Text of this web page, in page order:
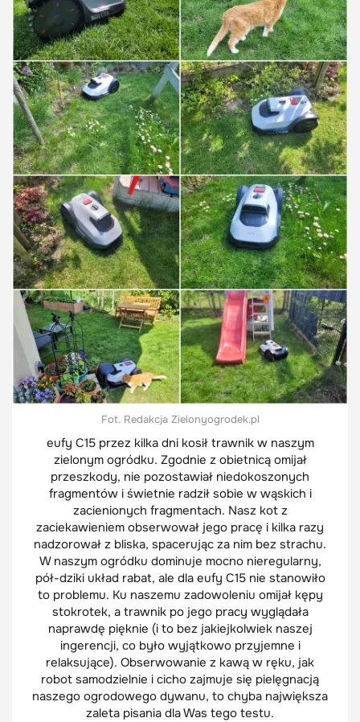
Fot. Redakcja Zielonyogrodek.pl
eufy C15 przez kilka dni kosił trawnik w naszym
zielonym ogródku. Zgodnie z obietnicą omijał
przeszkody, nie pozostawiał niedokoszonych
fragmentów i świetnie radził sobie w wąskich i
zacienionych fragmentach. Nasz kot z
zaciekawieniem obserwował jego pracę i kilka razy
nadzorował z bliska, spacerując za nim bez strachu.
W naszym ogródku dominuje mocno nieregularny,
pół-dziki układ rabat, ale dla eufy C15 nie stanowiło
to problemu. Ku naszemu zadowoleniu omijał kępy
stokrotek, a trawnik po jego pracy wyglądała
naprawdę pięknie (i to bez jakiejkolwiek naszej
ingerencji, co było wyjątkowo przyjemne i
relaksujące). Obserwowanie z kawą w ręku, jak
robot samodzielnie i cicho zajmuje się pielęgnacją
naszego ogrodowego dywanu, to chyba największa
zaleta pisania dla Was tego testu.